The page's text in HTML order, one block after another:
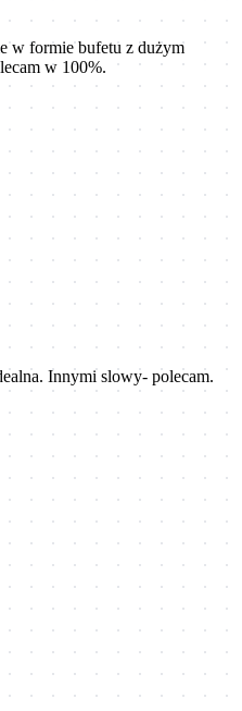
w formie bufetu z dużym
w 100%.
Innymi slowy- polecam.